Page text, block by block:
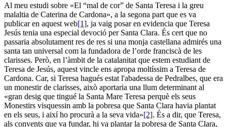
Al meu estudi sobre «El “mal de cor” de Santa Teresa i la greu
malaltia de Caterina de Cardona», a la segona part que es va
publicar en aquest web[1], ja vaig posar en evidencia que Teresa
Jesús tenia una especial devoció per Santa Clara. És cert que no
passaria absolutament res de res si una monja castellana admirés una
santa tan universal com la fundadora de l’orde franciscà de les
clarisses. Però, en l’àmbit de la catalanitat que estem estudiant de
Teresa de Jesús, aquest vincle ens apropa moltíssim a Teresa de
Cardona. Car, si Teresa hagués estat l'abadessa de Pedralbes, que era
un monestir de clarisses, això aportaria una llum determinant al
«gran desig que tingué la Santa Mare Teresa perquè els seus
Monestirs visquessin amb la pobresa que Santa Clara havia plantat
en els seus, i així ho procurà a la seva vida»[2]. És a dir, que Teresa,
als convents que va fundar, hi va plantar la pobresa de Santa Clara,